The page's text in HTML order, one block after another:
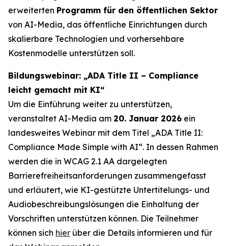
erweiterten Programm für den öffentlichen Sektor
von AI-Media, das öffentliche Einrichtungen durch
skalierbare Technologien und vorhersehbare
Kostenmodelle unterstützen soll.
Bildungswebinar: „ADA Title II – Compliance
leicht gemacht mit KI“
Um die Einführung weiter zu unterstützen,
veranstaltet AI-Media am 20. Januar 2026 ein
landesweites Webinar mit dem Titel „ADA Title II:
Compliance Made Simple with AI“. In dessen Rahmen
werden die in WCAG 2.1 AA dargelegten
Barrierefreiheitsanforderungen zusammengefasst
und erläutert, wie KI-gestützte Untertitelungs- und
Audiobeschreibungslösungen die Einhaltung der
Vorschriften unterstützen können. Die Teilnehmer
können sich hier über die Details informieren und für